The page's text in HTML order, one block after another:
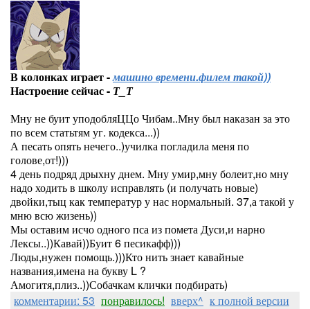
В колонках играет -машино времени.филем такой))
Настроение сейчас - Т_Т
Мну не буит уподобляЦЦо Чибам..Мну был наказан за это
по всем статьтям уг. кодекса...))
А песать опять нечего..)училка погладила меня по
голове,от!)))
4 день подряд дрыхну днем. Мну умир,мну болеит,но мну
надо ходить в школу исправлять (и получать новые)
двойки,тыц как температур у нас нормальный. 37,а такой у
мню всю жизень))
Мы оставим исчо одного пса из помета Дуси,и нарно
Лексы..))Кавай))Буит 6 песикафф)))
Люды,нужен помощь.)))Кто нить знает кавайные
названия,имена на букву L ?
Амогитя,плиз..))Собачкам клички подбирать)
комментарии: 53 понравилось! вверх^ к полной версии